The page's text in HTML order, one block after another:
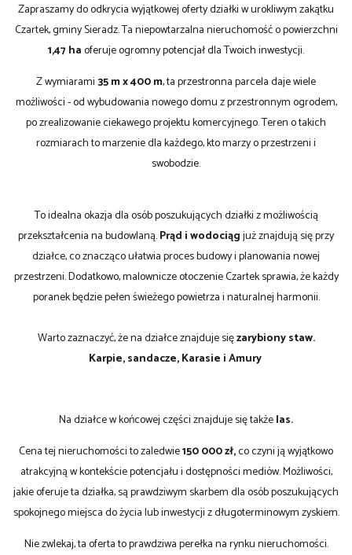
Zapraszamy do odkrycia wyjątkowej oferty działki w urokliwym zakątku
Czartek, gminy Sieradz. Ta niepowtarzalna nieruchomość o powierzchni
1,47haoferuje ogromny potencjał dla Twoich inwestycji.
Z wymiarami35 m x 400 m, ta przestronna parcela daje wiele
możliwości - od wybudowania nowego domu z przestronnym ogrodem,
po zrealizowanie ciekawego projektu komercyjnego. Teren o takich
rozmiarach to marzenie dla każdego, kto marzy o przestrzeni i
swobodzie.
To idealna okazja dla osób poszukujących działki z możliwością
przekształcenia na budowlaną.Prąd i wodociągjuż znajdują się przy
działce, co znacząco ułatwia proces budowy i planowania nowej
przestrzeni. Dodatkowo, malownicze otoczenie Czartek sprawia, że każdy
poranek będzie pełen świeżego powietrza i naturalnej harmonii.
Warto zaznaczyć, że na działce znajduje sięzarybiony staw.
Karpie, sandacze, Karasie i Amury
Na działce w końcowej części znajduje się takżelas.
Cena tej nieruchomości to zaledwie150 000 zł,co czyni ją wyjątkowo
atrakcyjną w kontekście potencjału i dostępności mediów. Możliwości,
jakie oferuje ta działka, są prawdziwym skarbem dla osób poszukujących
spokojnego miejsca do życia lub inwestycji z długoterminowym zyskiem.
Nie zwlekaj, ta oferta to prawdziwa perełka na rynku nieruchomości.